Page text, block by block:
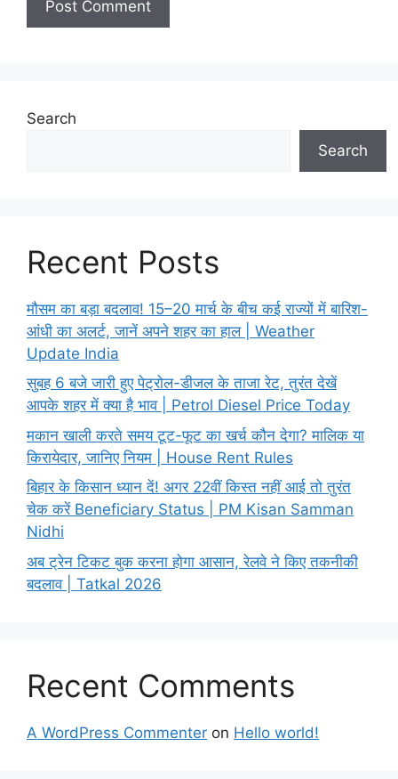
Search
Search
Recent Posts
मौसम का बड़ा बदलाव! 15–20 मार्च के बीच कई राज्यों में बारिश-
आंधी का अलर्ट, जानें अपने शहर का हाल | Weather
Update India
सुबह 6 बजे जारी हुए पेट्रोल-डीजल के ताजा रेट, तुरंत देखें
आपके शहर में क्या है भाव | Petrol Diesel Price Today
मकान खाली करते समय टूट-फूट का खर्च कौन देगा? मालिक या
किरायेदार, जानिए नियम | House Rent Rules
बिहार के किसान ध्यान दें! अगर 22वीं किस्त नहीं आई तो तुरंत
चेक करें Beneficiary Status | PM Kisan Samman
Nidhi
अब ट्रेन टिकट बुक करना होगा आसान, रेलवे ने किए तकनीकी
बदलाव | Tatkal 2026
Recent Comments
A WordPress Commenter on Hello world!